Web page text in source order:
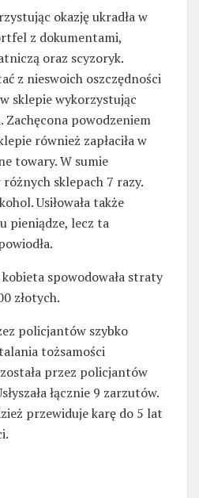
okazję ukradła w
z dokumentami,
oraz scyzoryk.
z nieswoich oszczędności
sklepie wykorzystując
Zachęcona powodzeniem
również zapłaciła w
towary. W sumie
sklepach 7 razy.
Usiłowała także
pieniądze, lecz ta
spowodowała straty
złotych.
policjantów szybko
tożsamości
przez policjantów
łącznie 9 zarzutów.
przewiduje karę do 5 lat